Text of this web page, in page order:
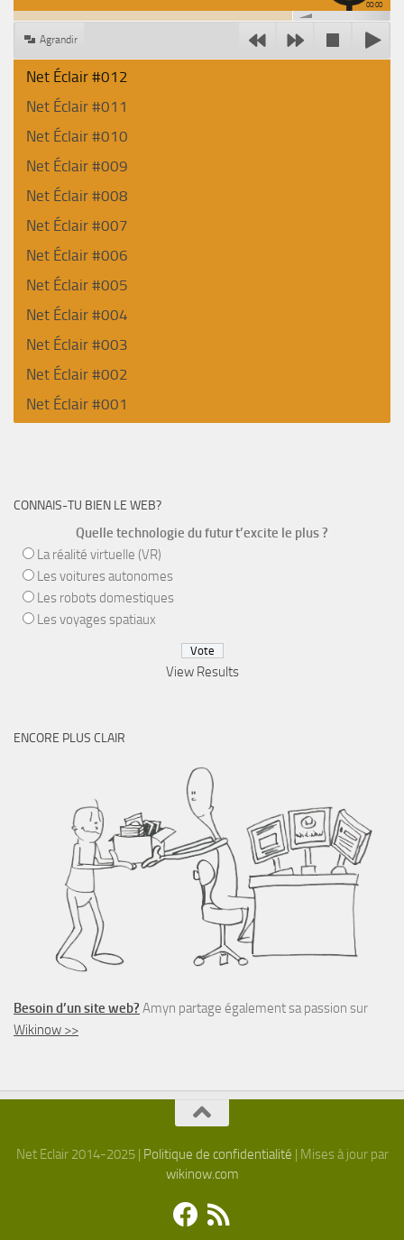
00:00
Agrandir
Net Éclair #012
Net Éclair #011
Net Éclair #010
Net Éclair #009
Net Éclair #008
Net Éclair #007
Net Éclair #006
Net Éclair #005
Net Éclair #004
Net Éclair #003
Net Éclair #002
Net Éclair #001
CONNAIS-TU BIEN LE WEB?
Quelle technologie du futur t’excite le plus ?
La réalité virtuelle (VR)
Les voitures autonomes
Les robots domestiques
Les voyages spatiaux
View Results
ENCORE PLUS CLAIR
Besoin d’un site web? Amyn partage également sa passion sur
Wikinow >>
Net Eclair 2014-2025 | Politique de confidentialité | Mises à jour par
wikinow.com